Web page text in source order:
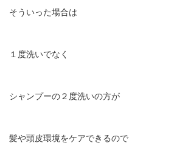
そういった場合は
１度洗いでなく
シャンプーの２度洗いの方が
髪や頭皮環境をケアできるので